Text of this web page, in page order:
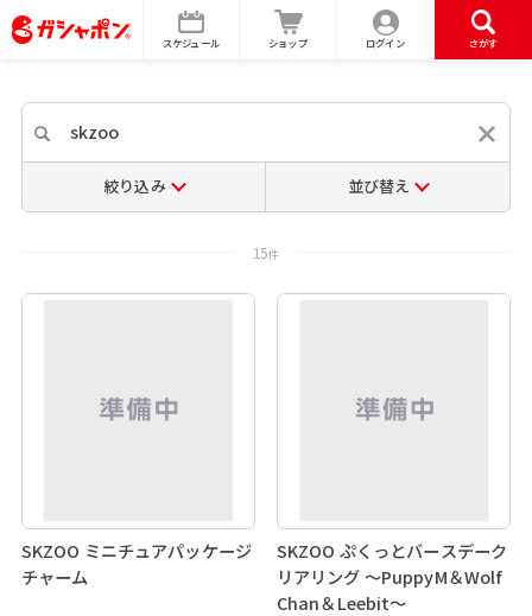
スケジュール ショップ ログイン さがす
絞り込み 並び替え
15
SKZOO ミニチュアパッケージ
チャーム
SKZOO ぷくっとバースデーク
リアリング ～PuppyM＆Wolf
Chan＆Leebit～